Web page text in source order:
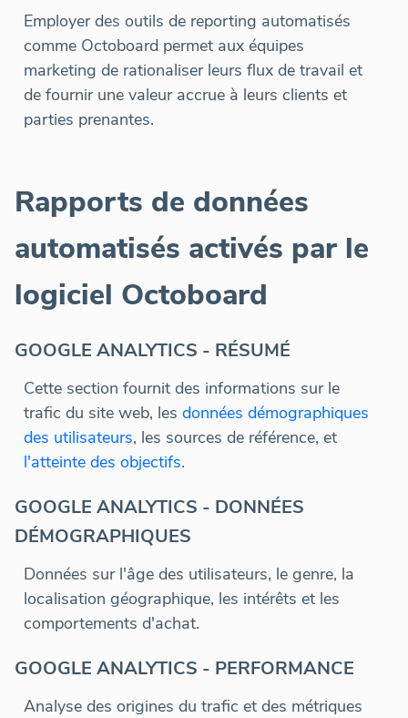
Employer des outils de reporting automatisés
comme Octoboard permet aux équipes
marketing de rationaliser leurs flux de travail et
de fournir une valeur accrue à leurs clients et
parties prenantes.
Rapports de données
automatisés activés par le
logiciel Octoboard
GOOGLE ANALYTICS - RÉSUMÉ
Cette section fournit des informations sur le
trafic du site web, les données démographiques
des utilisateurs, les sources de référence, et
l'atteinte des objectifs.
GOOGLE ANALYTICS - DONNÉES
DÉMOGRAPHIQUES
Données sur l'âge des utilisateurs, le genre, la
localisation géographique, les intérêts et les
comportements d'achat.
GOOGLE ANALYTICS - PERFORMANCE
Analyse des origines du trafic et des métriques